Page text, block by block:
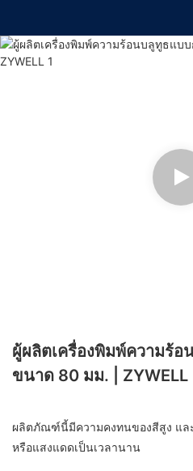
ผู้ผลิตเครื่องพิมพ์ความร้
ขนาด 80 มม. | ZYWELL
ผลิตภัณฑ์นี้มีความคงทนของสีสูง แล
หรือแสงแดดเป็นเวลานาน